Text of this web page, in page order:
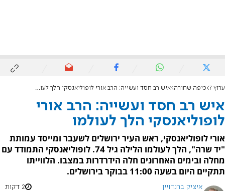
ערוץ 7 כיפה שחורה איש רב חסד ועשייה: הרב אורי לופוליאנסקי הלך לעולמו
איש רב חסד ועשייה: הרב אורי
לופוליאנסקי הלך לעולמו
אורי לופוליאנסקי, ראש העיר ירושלים לשעבר ומייסד עמותת
"יד שרה", הלך לעולמו הלילה גיל 74. לופוליאנסקי התמודד עם
מחלה ובימים האחרונים חלה הידרדרות במצבו. הלווייתו
תתקיים היום בשעה 11:00 בבוקר בירושלים.
איציק ברנדויין 2 דקות